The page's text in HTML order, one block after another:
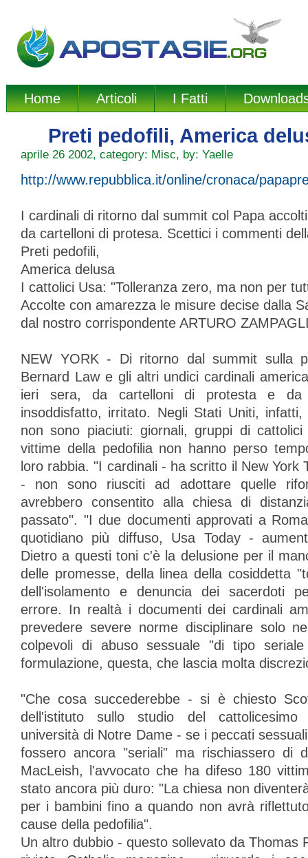
Home Articoli I Fatti
Preti pedofili, America
aprile 26 2002, category: Misc, by: Yaelle
http://www.repubblica.it/online/cronaca/
I cardinali di ritorno dal summit col Papa accolti
da cartelloni di protesa. Scettici i commenti
Preti pedofili,
America delusa
I cattolici Usa: "Tolleranza zero, ma non per
Accolte con amarezza le misure decise dalla
dal nostro corrispondente ARTURO
NEW YORK - Di ritorno dal summit sulla
Bernard Law e gli altri undici cardinali
ieri sera, da cartelloni di protesta e da
insoddisfatto, irritato. Negli Stati Uniti,
non sono piaciuti: giornali, gruppi di
vittime della pedofilia non hanno perso
loro rabbia. "I cardinali - ha scritto il New York
- non sono riusciti ad adottare quelle
avrebbero consentito alla chiesa di
passato". "I due documenti approvati a
quotidiano più diffuso, Usa Today -
Dietro a questi toni c'è la delusione per il
delle promesse, della linea della cosiddetta
dell'isolamento e denuncia dei sacerdoti
errore. In realtà i documenti dei cardinali
prevedere severe norme disciplinare solo
colpevoli di abuso sessuale "di tipo
formulazione, questa, che lascia molta
"Che cosa succederebbe - si è chiesto
dell'istituto sullo studio del cattolicesimo
università di Notre Dame - se i peccati
fossero ancora "seriali" ma rischiassero di
MacLeish, l'avvocato che ha difeso 180
stato ancora più duro: "La chiesa non
per i bambini fino a quando non avrà
cause della pedofilia".
Un altro dubbio - questo sollevato da Thomas